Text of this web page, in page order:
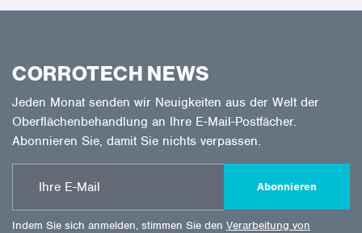
CORROTECH NEWS
Jeden Monat senden wir Neuigkeiten aus der Welt der
Oberflächenbehandlung an Ihre E-Mail-Postfächer.
Abonnieren Sie, damit Sie nichts verpassen.
Abonnieren
Indem Sie sich anmelden, stimmen Sie den Verarbeitung von